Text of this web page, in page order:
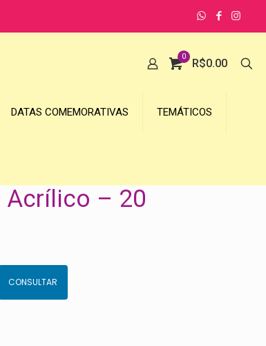
0
R$0.00
DATAS COMEMORATIVAS TEMÁTICOS
Acrílico – 20
CONSULTAR